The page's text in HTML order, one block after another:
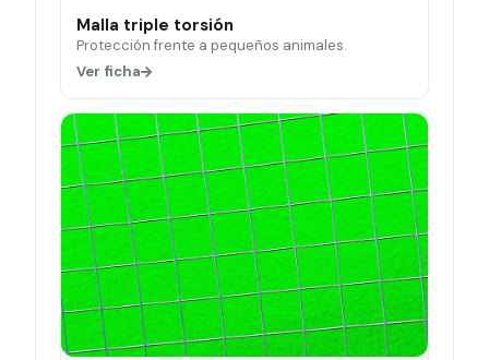
Malla triple torsión
Protección frente a pequeños animales.
Ver ficha